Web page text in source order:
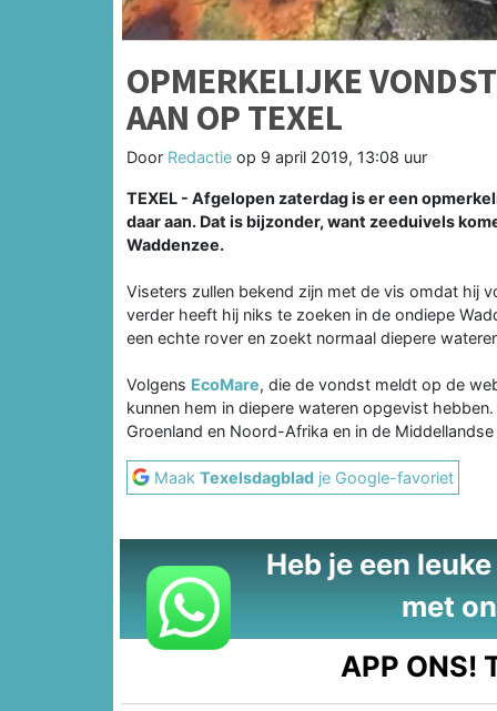
OPMERKELIJKE
AAN OP TEXEL
Door Redactie op 9 april 2019, 13:08 uur
TEXEL - Afgelopen zaterdag is er een
daar aan. Dat is bijzonder, want zeeduivels
Waddenzee.
Viseters zullen bekend zijn met de vis omdat hij
verder heeft hij niks te zoeken in de ondiepe
een echte rover en zoekt normaal diepere
Volgens EcoMare, die de vondst meldt op de
kunnen hem in diepere wateren opgevist
Groenland en Noord-Afrika en in de
Maak Texelsdagblad je Google-favoriet
Heb je een
met
APP ONS!